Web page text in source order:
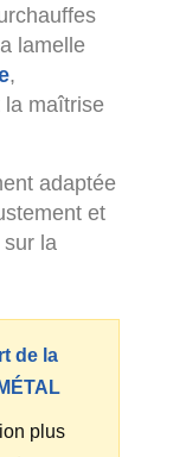
lamelle
,
la maîtrise
adaptée
et
la
de la
plus